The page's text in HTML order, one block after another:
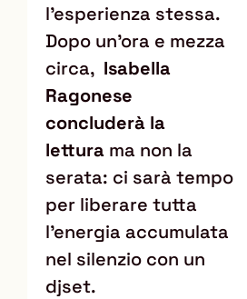
l’esperienza stessa.
Dopo un’ora e mezza
circa, Isabella
Ragonese
concluderà la
lettura ma non la
serata: ci sarà tempo
per liberare tutta
l’energia accumulata
nel silenzio con un
djset.